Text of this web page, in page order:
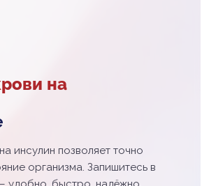
на
инсулин позволяет точно
организма. Запишитесь в